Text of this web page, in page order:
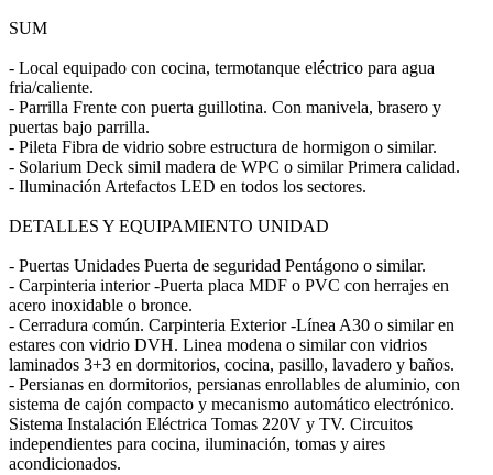
SUM
- Local equipado con cocina, termotanque eléctrico para agua
fria/caliente.
- Parrilla Frente con puerta guillotina. Con manivela, brasero y
puertas bajo parrilla.
- Pileta Fibra de vidrio sobre estructura de hormigon o similar.
- Solarium Deck simil madera de WPC o similar Primera calidad.
- Iluminación Artefactos LED en todos los sectores.
DETALLES Y EQUIPAMIENTO UNIDAD
- Puertas Unidades Puerta de seguridad Pentágono o similar.
- Carpinteria interior -Puerta placa MDF o PVC con herrajes en
acero inoxidable o bronce.
- Cerradura común. Carpinteria Exterior -Línea A30 o similar en
estares con vidrio DVH. Linea modena o similar con vidrios
laminados 3+3 en dormitorios, cocina, pasillo, lavadero y baños.
- Persianas en dormitorios, persianas enrollables de aluminio, con
sistema de cajón compacto y mecanismo automático electrónico.
Sistema Instalación Eléctrica Tomas 220V y TV. Circuitos
independientes para cocina, iluminación, tomas y aires
acondicionados.